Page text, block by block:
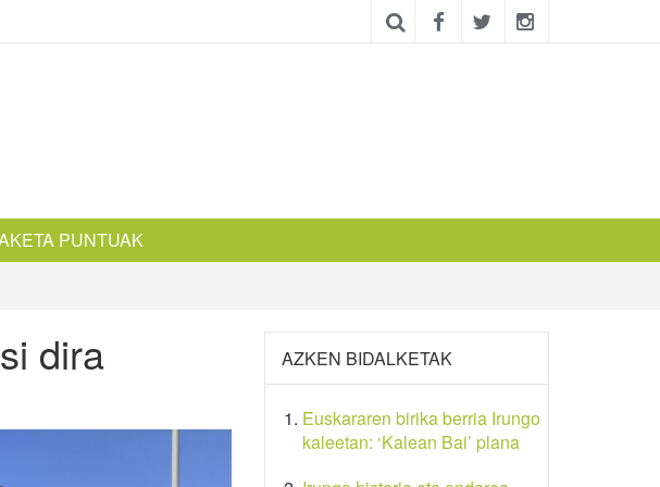
PUNTUAK
dira AZKEN BIDALKETAK
Euskararen birika berria Irungo
kaleetan: ‘Kalean Bai’ plana